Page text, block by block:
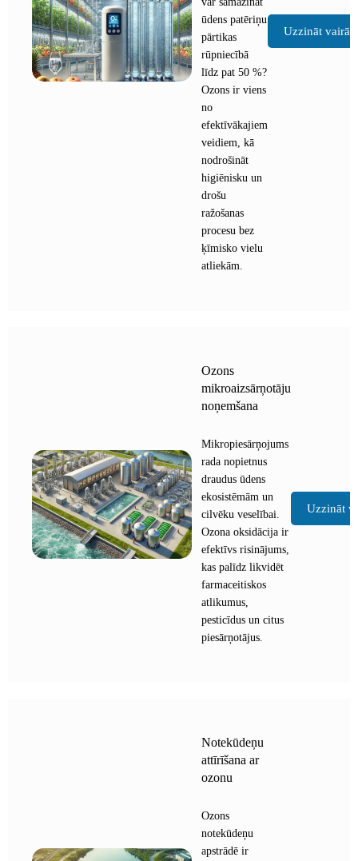
ūdens patēriņu
pārtikas
rūpniecībā
līdz pat 50 %?
Ozons ir viens
no
efektīvākajiem
veidiem, kā
nodrošināt
higiēnisku un
drošu
ražošanas
procesu bez
ķīmisko vielu
atliekām.
Uzzināt vairāk
Ozons
mikroaizsārņotāju
noņemšana
Mikropiesārņojums
rada nopietnus
draudus ūdens
ekosistēmām un
cilvēku veselībai.
Ozona oksidācija ir
efektīvs risinājums,
kas palīdz likvidēt
farmaceitiskos
atlikumus,
pesticīdus un citus
piesārņotājus.
Uzzināt
Notekūdeņu
attīrīšana ar
ozonu
Ozons
notekūdeņu
apstrādē ir